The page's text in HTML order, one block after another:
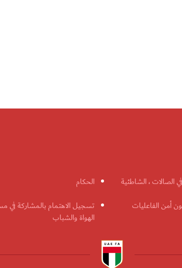
الصالات ، الشاطئية
الحكام
أمن الفاعليات
تسجيل الاهتمام بالمشاركة في
الهواة والشباب